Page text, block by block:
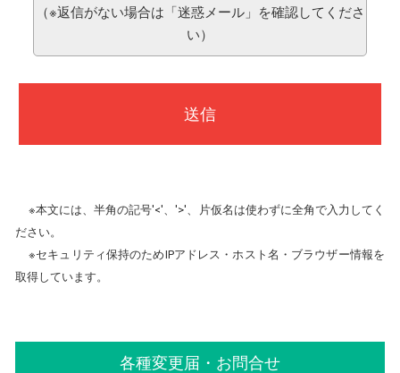
（※返信がない場合は「迷惑メール」を確認してくださ
い）
※本文には、半角の記号'<'、'>'、片仮名は使わずに全角で入力してく
ださい。
※セキュリティ保持のためIPアドレス・ホスト名・ブラウザー情報を
取得しています。
各種変更届・お問合せ